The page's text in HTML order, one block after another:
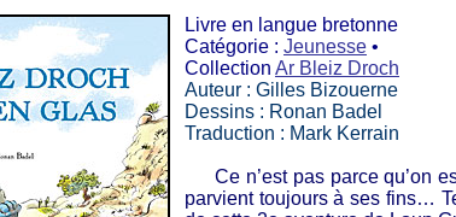
Livre en langue bretonne
Catégorie : Jeunesse •
Collection Ar Bleiz Droch
Auteur : Gilles Bizouerne
Dessins : Ronan Badel
Traduction : Mark Kerrain
Ce n’est pas parce qu’on
parvient toujours à ses fins…